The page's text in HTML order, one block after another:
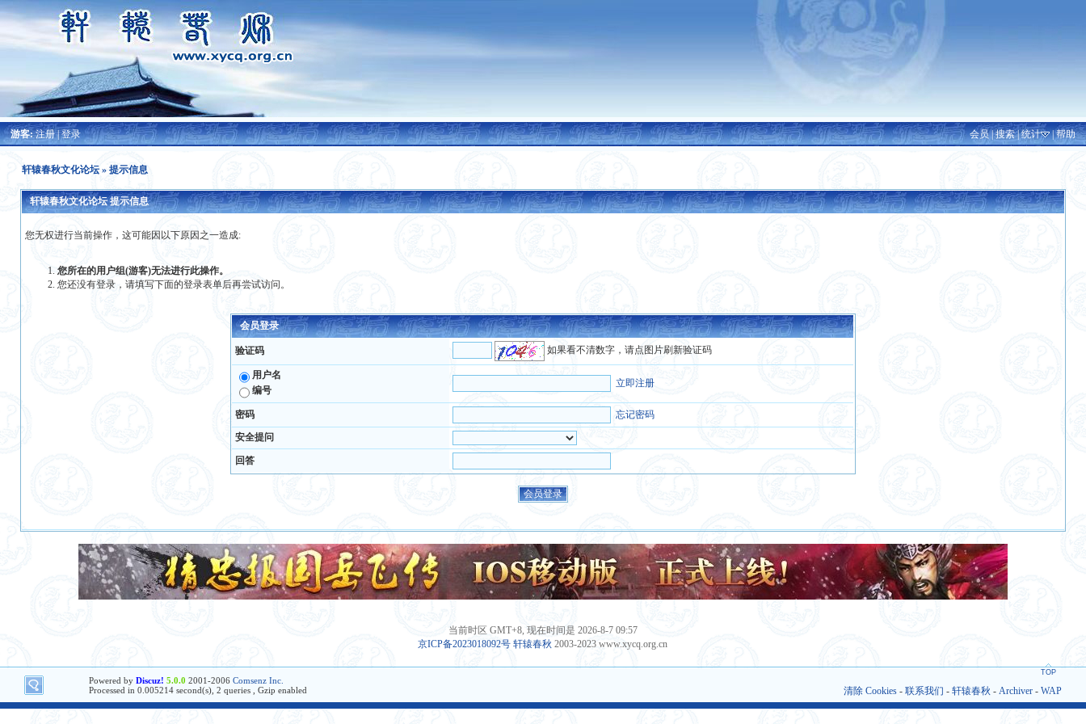
游客:注册|登录 会员|搜索|统计 |帮助
轩辕春秋文化论坛» 提示信息
轩辕春秋文化论坛 提示信息
您无权进行当前操作，这可能因以下原因之一造成:
您所在的用户组(游客)无法进行此操作。
您还没有登录，请填写下面的登录表单后再尝试访问。
会员登录
验证码 如果看不清数字，请点图片刷新验证码
用户名
编号
立即注册
密码
忘记密码
安全提问
回答
当前时区 GMT+8, 现在时间是 2026-8-7 09:57
京ICP备2023018092号 轩辕春秋 2003-2023 www.xycq.org.cn
Powered by Discuz! 5.0.0 2001-2006 Comsenz Inc.
Processed in 0.005214 second(s), 2 queries , Gzip enabled
TOP
清除 Cookies - 联系我们 - 轩辕春秋 - Archiver - WAP